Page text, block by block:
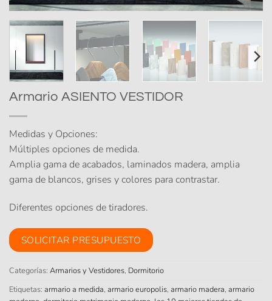
Armario ASIENTO VESTIDOR
Medidas y Opciones:
Múltiples opciones de medida.
Amplia gama de acabados, laminados madera, amplia
gama de blancos, grises y colores para contrastar.
Diferentes opciones de tiradores.
SOLICITAR PRESUPUESTO
Categorías: Armarios y Vestidores, Dormitorio
Etiquetas: armario a medida, armario europolis, armario madera, armario